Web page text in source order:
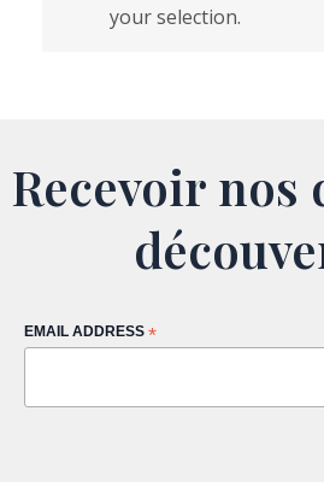
your selection.
Recevoir nos
EMAIL ADDRESS *